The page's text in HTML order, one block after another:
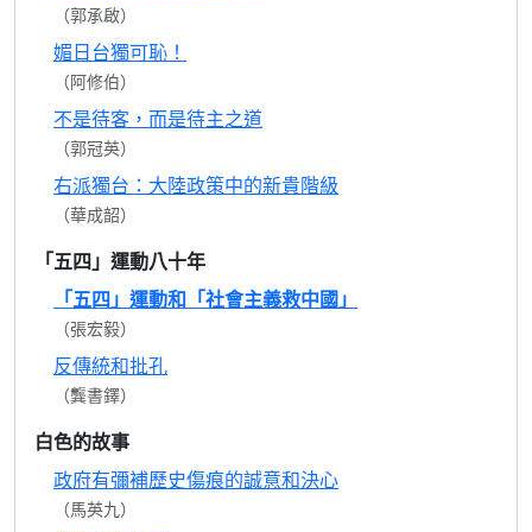
（郭承啟）
媚日台獨可恥！
（阿修伯）
不是待客，而是待主之道
（郭冠英）
右派獨台：大陸政策中的新貴階級
（華成韶）
「五四」運動八十年
「五四」運動和「社會主義救中國」
（張宏毅）
反傳統和批孔
（龔書鐸）
白色的故事
政府有彌補歷史傷痕的誠意和決心
（馬英九）